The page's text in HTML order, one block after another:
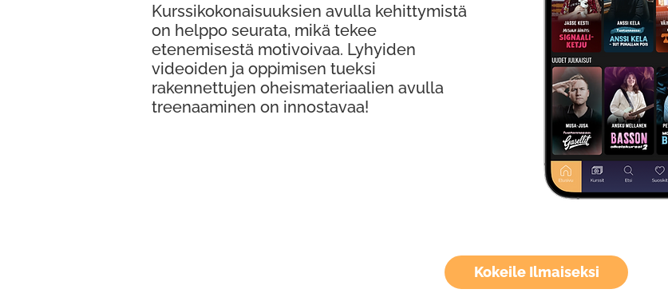
Kokeile Ilmaiseksi
Kurssikokonaisuuksien avulla kehittymistä
on helppo seurata, mikä tekee
etenemisestä motivoivaa. Lyhyiden
videoiden ja oppimisen tueksi
rakennettujen oheismateriaalien avulla
treenaaminen on innostavaa!